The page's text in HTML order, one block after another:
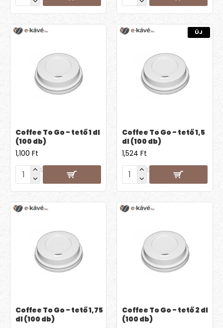
Coffee To Go - tető 1 dl
(100 db)
1,100 Ft
ÚJ
Coffee To Go - tető 1,5
dl (100 db)
1,524 Ft
Coffee To Go - tető 1,75
dl (100 db)
Coffee To Go - tető 2 dl
(100 db)